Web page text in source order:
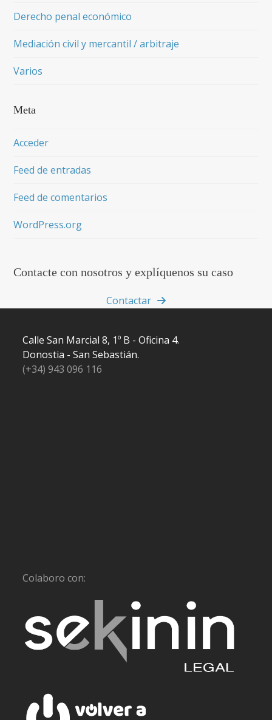
Derecho penal económico
Mediación civil y mercantil / arbitraje
Varios
Meta
Acceder
Feed de entradas
Feed de comentarios
WordPress.org
Contacte con nosotros y explíquenos su caso
Contactar
Calle San Marcial 8, 1º B - Oficina 4.
Donostia - San Sebastián.
(+34) 943 096 116
Colaboro con: